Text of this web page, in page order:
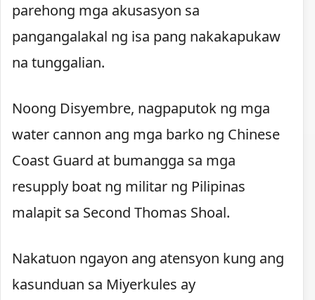
parehong mga akusasyon sa
pangangalakal ng isa pang nakakapukaw
na tunggalian.
Noong Disyembre, nagpaputok ng mga
water cannon ang mga barko ng Chinese
Coast Guard at bumangga sa mga
resupply boat ng militar ng Pilipinas
malapit sa Second Thomas Shoal.
Nakatuon ngayon ang atensyon kung ang
kasunduan sa Miyerkules ay